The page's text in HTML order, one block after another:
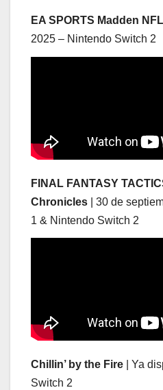
EA SPORTS Madden
2025 – Nintendo Switch 2
FINAL FANTASY
Chronicles | 30 de
1 & Nintendo Switch 2
Chillin’ by the Fire | Ya
Switch 2